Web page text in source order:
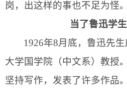
岗，出这样的事也不足为怪。
当了鲁迅学
1926年8月底，鲁迅先
大学国学院（中文系）教授
坚持写作，发表了许多作品